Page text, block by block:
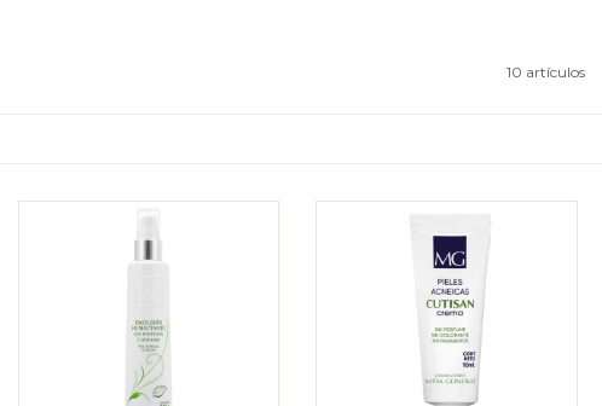
10 artículos